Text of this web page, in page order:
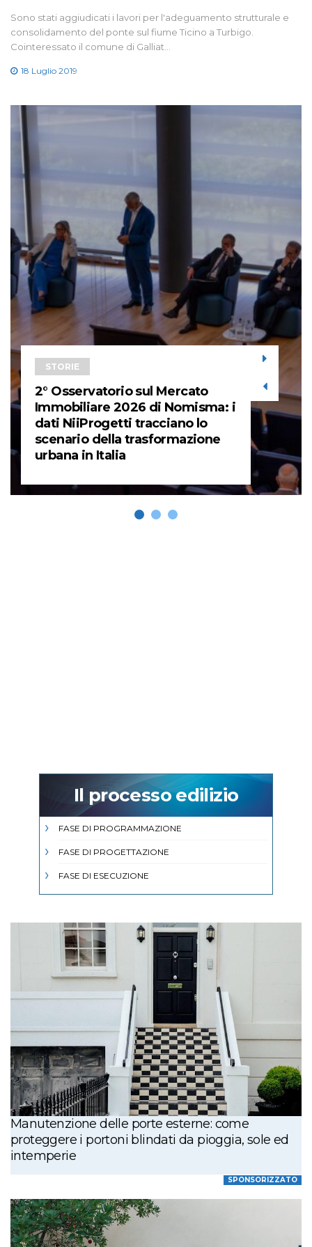
Sono stati aggiudicati i lavori per l'adeguamento strutturale e
consolidamento del ponte sul fiume Ticino a Turbigo.
Cointeressato il comune di Galliat…
18 Luglio 2019
STORIE
2° Osservatorio sul Mercato
Immobiliare 2026 di Nomisma: i
dati NiiProgetti tracciano lo
scenario della trasformazione
urbana in Italia
Il processo edilizio
FASE DI PROGRAMMAZIONE
FASE DI PROGETTAZIONE
FASE DI ESECUZIONE
Manutenzione delle porte esterne: come
proteggere i portoni blindati da pioggia, sole ed
intemperie
SPONSORIZZATO